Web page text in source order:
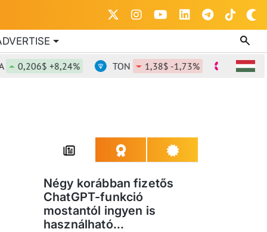
+8,24% TON 1,38$ -1,73% DOT
Négy korábban fizetős
ChatGPT-funkció
mostantól ingyen is
használható...